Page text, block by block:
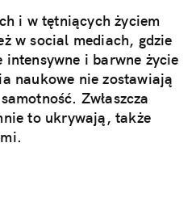
i w tętniących życiem
w social mediach, gdzie
intensywne i barwne życie
naukowe nie zostawiają
Zwłaszcza
to ukrywają, także